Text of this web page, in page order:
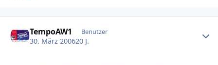
TempoAW1 Benutzer
30. März 200620 J.